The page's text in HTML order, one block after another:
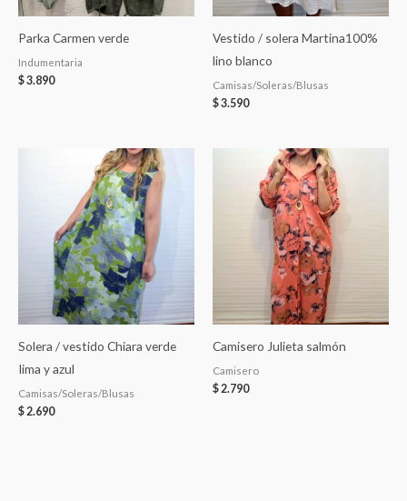
Parka Carmen verde
Indumentaria
$3.890
Vestido / solera Martina100%
lino blanco
Camisas/Soleras/Blusas
$3.590
Solera / vestido Chiara verde
Iima y azul
Camisas/Soleras/Blusas
$2.690
Camisero Julieta salmón
Camisero
$2.790